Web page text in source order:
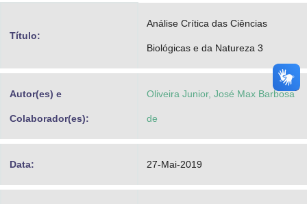
Advocacia-Geral da União
Banco Central do Brasil
Título:
Análise Crítica das Ciências
Biológicas e da Natureza 3
Autor(es) e
Colaborador(es):
Oliveira Junior, José Max Barbosa
de
Data: 27-Mai-2019